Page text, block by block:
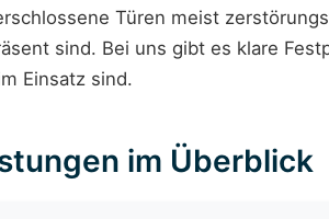
Türen meist
sind. Bei uns gibt es klare
Einsatz sind.
im Überblick